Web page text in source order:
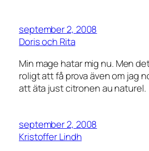
september 2, 2008
Doris och Rita
Min mage hatar mig nu. Men
roligt att få prova även om jag
att äta just citronen au naturel.
september 2, 2008
Kristoffer Lindh